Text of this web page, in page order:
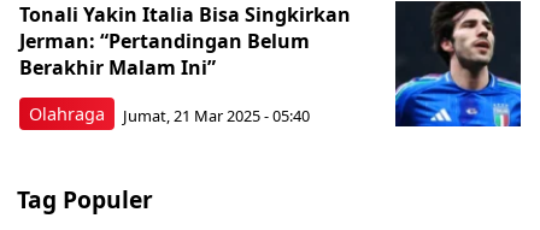
Olahraga
Tonali Yakin Italia Bisa Singkirkan
Jerman: “Pertandingan Belum
Berakhir Malam Ini”
Jumat, 21 Mar 2025 - 05:40
Tag Populer